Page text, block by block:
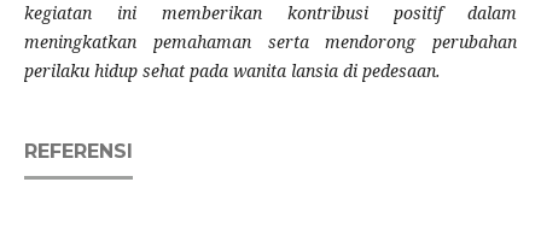
kegiatan ini memberikan kontribusi positif dalam
meningkatkan pemahaman serta mendorong perubahan
perilaku hidup sehat pada wanita lansia di pedesaan.
REFERENSI